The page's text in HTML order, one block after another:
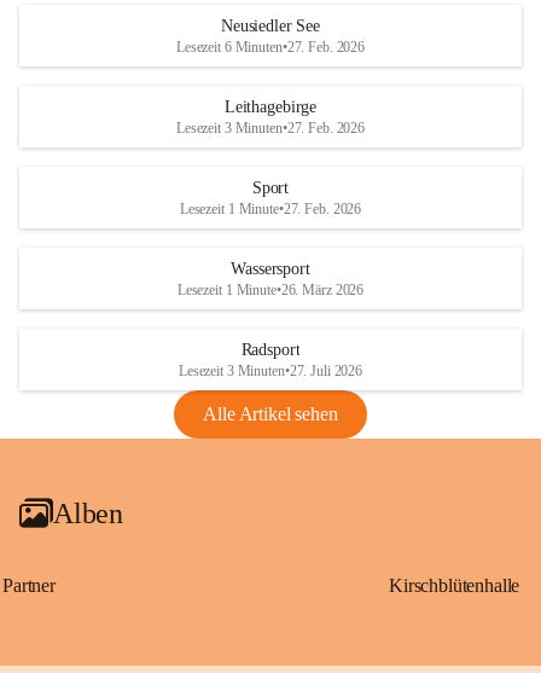
S
und den daraus folgenden wirtschaftlichen
Maßnahmen zur Bekämpfung
Rebe und der Amerikanischen
Anhang VBl. EU Nr. 18
1 Seite•1,4 MB
VBl. EU Nr. 18_2026
r
S
Neusiedler See
Lesezeit 6 Minuten•27. Feb. 2026
Leithagebirge
Lesezeit 3 Minuten•27. Feb. 2026
Sport
Lesezeit 1 Minute•27. Feb. 2026
Wassersport
Lesezeit 1 Minute•26. März 2026
Radsport
Lesezeit 3 Minuten•27. Juli 2026
Alle Artikel sehen
Alben
Partner Kirschblütenhalle